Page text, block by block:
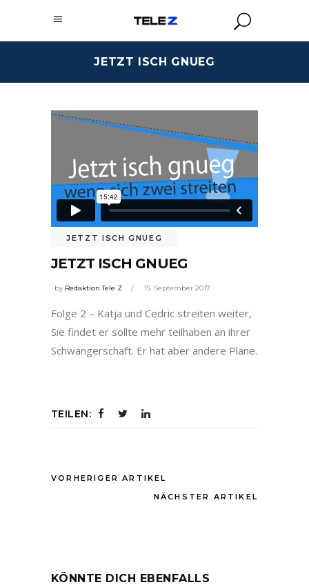
JETZT ISCH GNUEG
JETZT ISCH GNUEG
JETZT ISCH GNUEG
by Redaktion Tele Z 15. September 2017
Folge 2 – Katja und Cedric streiten weiter,
Sie findet er sollte mehr teilhaben an ihrer
Schwangerschaft. Er hat aber andere Pläne.
TEILEN:
VORHERIGER ARTIKEL
NÄCHSTER ARTIKEL
KÖNNTE DICH EBENFALLS